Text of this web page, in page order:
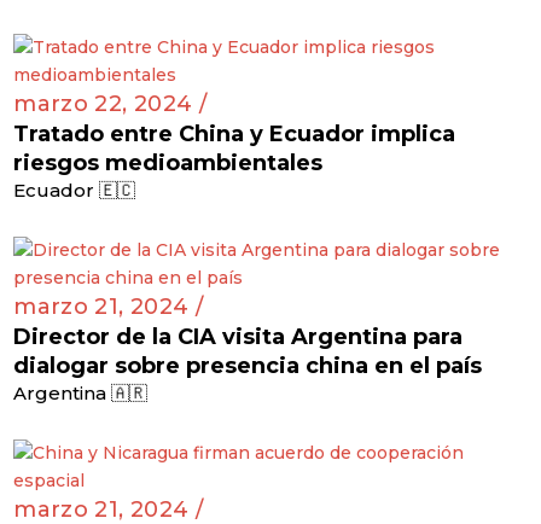
marzo 22, 2024 /
Tratado entre China y Ecuador implica
riesgos medioambientales
Ecuador 🇪🇨
marzo 21, 2024 /
Director de la CIA visita Argentina para
dialogar sobre presencia china en el país
Argentina 🇦🇷
marzo 21, 2024 /